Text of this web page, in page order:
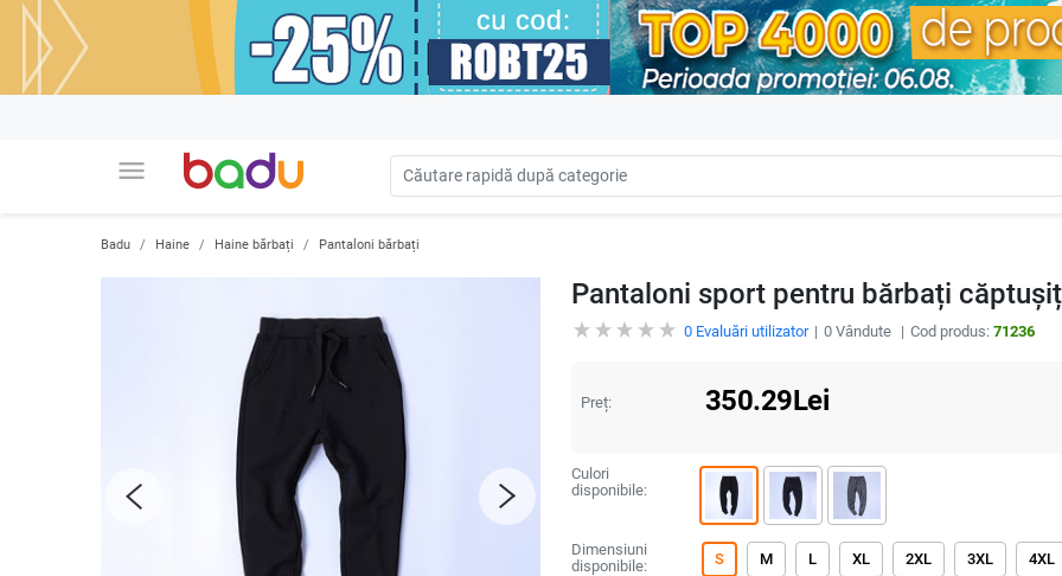
menu
Badu Haine Haine bărbați Pantaloni bărbați
Pantaloni sport pentru bărbați
0Evaluări utilizator 0Vândute Cod produs: 71236
Preț: 350.29Lei
Culori
disponibile:
Dimensiuni
disponibile:
S M L XL 2XL 3XL 4XL